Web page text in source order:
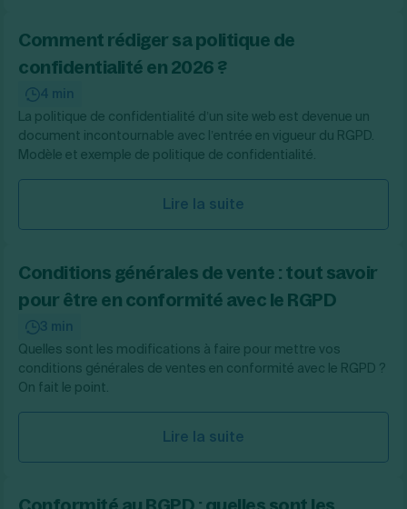
Comment rédiger sa politique de
confidentialité en 2026 ?
4 min
La politique de confidentialité d’un site web est devenue un
document incontournable avec l’entrée en vigueur du RGPD.
Modèle et exemple de politique de confidentialité.
Lire la suite
Conditions générales de vente : tout savoir
pour être en conformité avec le RGPD
3 min
Quelles sont les modifications à faire pour mettre vos
conditions générales de ventes en conformité avec le RGPD ?
On fait le point.
Lire la suite